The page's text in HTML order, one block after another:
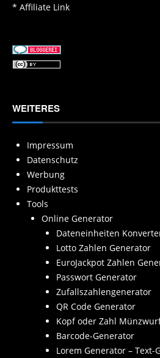
* Affiliate Link
WEITERES
Impressum
Datenschutz
Werbung
Produkttests
Tools
Online Generator
Dateneinheiten
Lotto Zahlen Generator
EuroJackpot Zahlen
Passwort Generator
Zufallszahlengenerator
QR Code Generator
Kopf oder Zahl
Barcode-Generator
Lorem Generator – Text-